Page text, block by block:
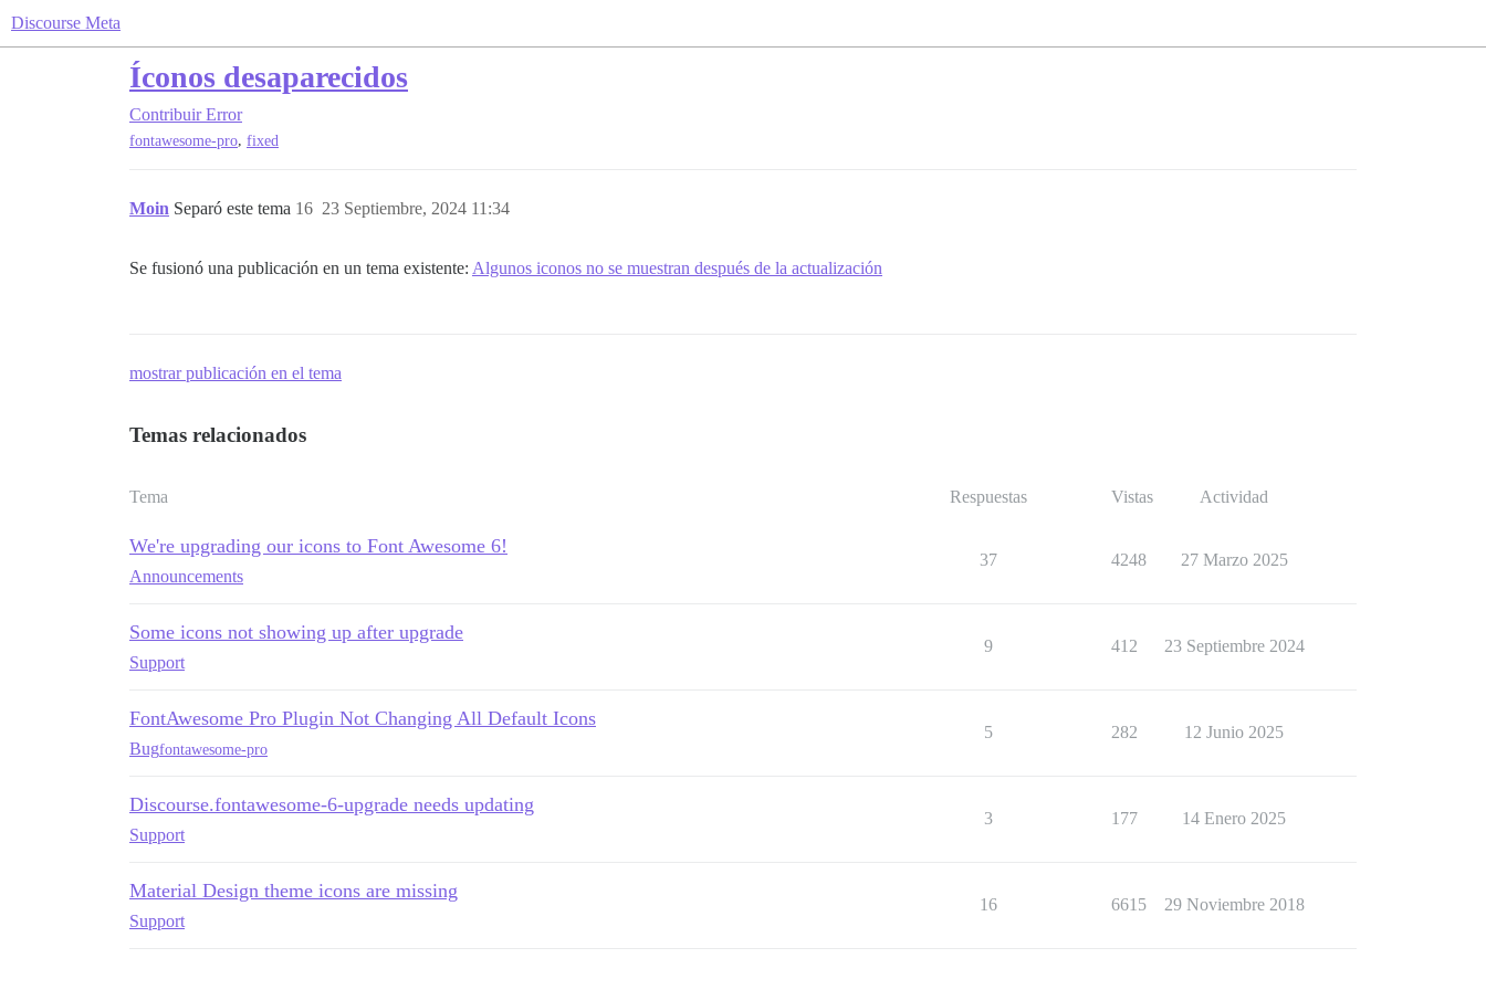
Discourse Meta
Íconos desaparecidos
Contribuir Error
fontawesome-pro, fixed
Moin Separó este tema 23 Septiembre, 2024 11:34
16
Se fusionó una publicación en un tema existente: Algunos iconos no se muestran después de la actualización
mostrar publicación en el tema
Temas relacionados
Tema Respuestas Vistas Actividad
We're upgrading our icons to Font Awesome 6!
Announcements
37 4248 27 Marzo 2025
Some icons not showing up after upgrade
Support
9 412 23 Septiembre 2024
FontAwesome Pro Plugin Not Changing All Default Icons
Bugfontawesome-pro
5 282 12 Junio 2025
Discourse.fontawesome-6-upgrade needs updating
Support
3 177 14 Enero 2025
Material Design theme icons are missing
Support
16 6615 29 Noviembre 2018